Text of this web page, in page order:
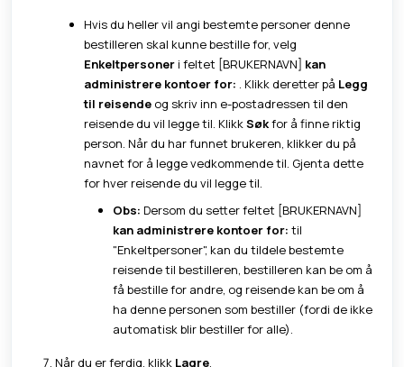
Hvis du heller vil angi bestemte personer denne
bestilleren skal kunne bestille for, velg
Enkeltpersoneri feltet [BRUKERNAVN] kan
administrere kontoer for: . Klikk deretter på Legg
til reisende og skriv inn e-postadressen til den
reisende du vil legge til. KlikkSøkfor å finne riktig
person. Når du har funnet brukeren, klikker du på
navnet for å legge vedkommende til. Gjenta dette
for hver reisende du vil legge til.
Obs: Dersom du setter feltet [BRUKERNAVN]
kan administrere kontoer for: til
"Enkeltpersoner", kan du tildele bestemte
reisende til bestilleren, bestilleren kan be om å
få bestille for andre, og reisende kan be om å
ha denne personen som bestiller (fordi de ikke
automatisk blir bestiller for alle).
Når du er ferdig, klikk Lagre.